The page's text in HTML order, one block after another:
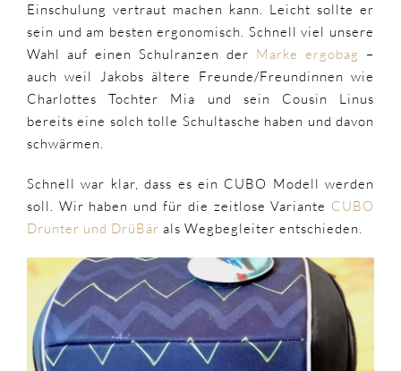
Einschulung vertraut machen kann. Leicht sollte er
sein und am besten ergonomisch. Schnell viel unsere
Wahl auf einen Schulranzen der Marke ergobag –
auch weil Jakobs ältere Freunde/Freundinnen wie
Charlottes Tochter Mia und sein Cousin Linus
bereits eine solch tolle Schultasche haben und davon
schwärmen.
Schnell war klar, dass es ein CUBO Modell werden
soll. Wir haben und für die zeitlose Variante CUBO
Drunter und DrüBär als Wegbegleiter entschieden.